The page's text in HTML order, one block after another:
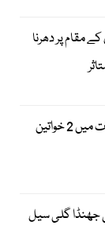
مقام پر دھرنا
کراچی: فائرنگ کے مختلف واقعات میں 2 خواتین
جھنڈا گلی سیل